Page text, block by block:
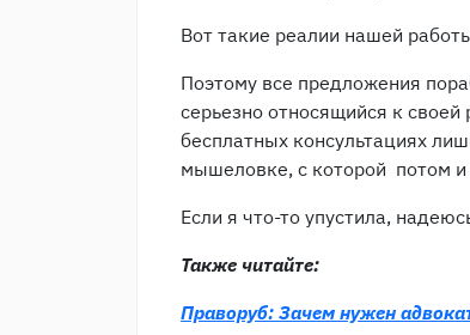
Вот такие реалии нашей
Поэтому все предложения
серьезно относящийся к своей
бесплатных консультациях
мышеловке, с которой потом
Если я что-то упустила,
Также читайте:
Праворуб: Зачем нужен